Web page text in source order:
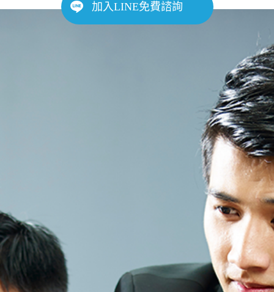
加入LINE免費諮詢